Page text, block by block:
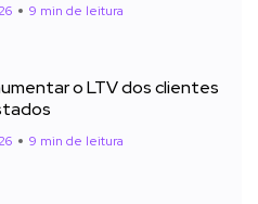
9 min de leitura
o LTV dos clientes
9 min de leitura